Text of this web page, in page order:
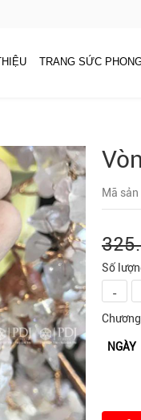
TRANG SỨC
Mã
Số
-
NGÀY